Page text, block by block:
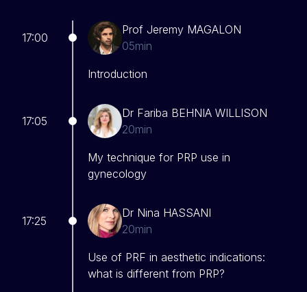
17:00
Prof Jeremy MAGALON
05min
Introduction
17:05
Dr Fariba BEHNIA WILLISON
20min
My technique for PRP use in
gynecology
17:25
Dr Nina HASSANI
20min
Use of PRF in aesthetic indications:
what is different from PRP?